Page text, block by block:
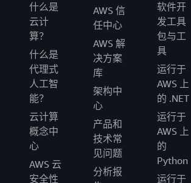
什么是
云计
算？
什么是
代理式
人工智
能？
云计算
概念中
心
AWS 云
安全性
AWS 信
任中心
AWS 解
决方案
库
架构中
心
产品和
技术常
见问题
分析报
软件开
发工具
包与工
具
运行于
AWS 上
的 .NET
运行于
AWS 上
的
Python
运行于